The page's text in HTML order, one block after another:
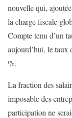
nouvelle qui,
la charge fiscale
Compte tenu d’un
aujourd’hui, le taux
%.
La fraction des
imposable des
participation ne